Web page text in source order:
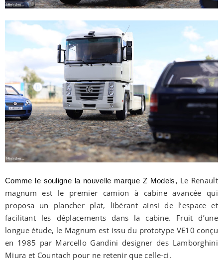
Comme le souligne la nouvelle marque Z Models, Le Renault
magnum est le premier camion à cabine avancée qui
proposa un plancher plat, libérant ainsi de l’espace et
facilitant les déplacements dans la cabine. Fruit d’une
longue étude, le Magnum est issu du prototype VE10 conçu
en 1985 par Marcello Gandini designer des Lamborghini
Miura et Countach pour ne retenir que celle-ci.